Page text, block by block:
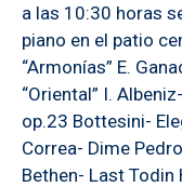
a las 10:30 horas
piano en el patio
“Armonías” E.
“Oriental” I.
op.23 Bottesini-
Correa- Dime
Bethen- Last Todin